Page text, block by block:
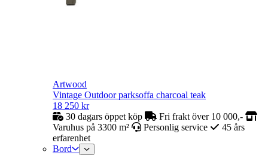
Artwood
Vintage Outdoor parksoffa charcoal teak
18 250 kr
30 dagars öppet köp
Fri frakt över 10 000,-
Varuhus på 3300 m²
Personlig service
45 års
erfarenhet
Bord